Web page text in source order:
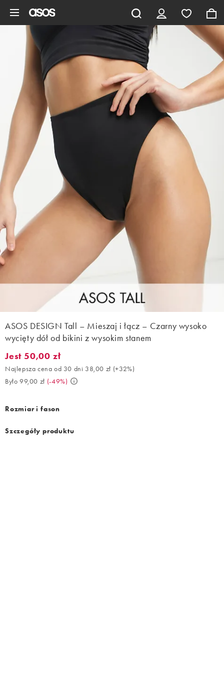
ASOS DESIGN Tall – Mieszaj i łącz – Czarny wysoko
wycięty dół od bikini z wysokim stanem
Jest 50,00 zł. Najlepsza cena od 30 dni 38,00 zł (+32%). Było
Jest 50,00 zł
Najlepsza cena od 30 dni 38,00 zł (+32%)
Było 99,00 zł (-49%)
Rozmiar i fason
Szczegóły produktu